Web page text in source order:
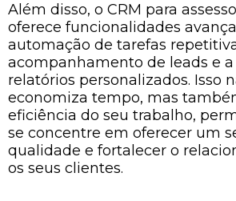
Além disso, o CRM para
oferece funcionalidades
automação de tarefas
acompanhamento de leads e a
relatórios personalizados. Isso
economiza tempo, mas
eficiência do seu trabalho,
se concentre em oferecer um
qualidade e fortalecer o
os seus clientes.